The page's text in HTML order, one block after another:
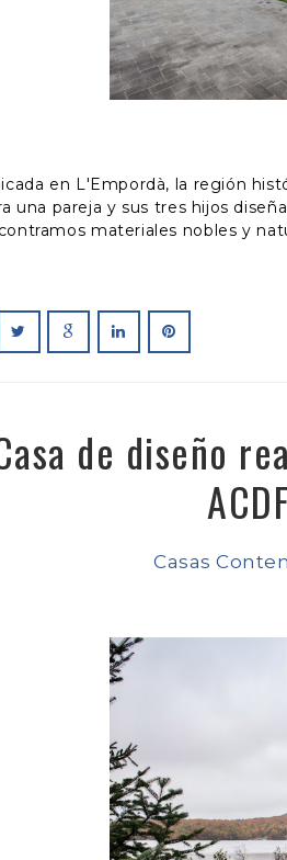
en L'Empordà, la región
una pareja y sus tres hijos
materiales nobles y
de diseño
Casas